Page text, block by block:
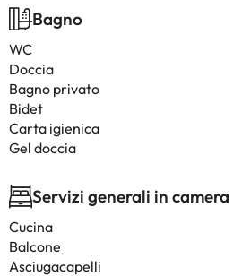
Bagno
WC
Doccia
Bagno privato
Bidet
Carta igienica
Gel doccia
Servizi generali in camera
Cucina
Balcone
Asciugacapelli